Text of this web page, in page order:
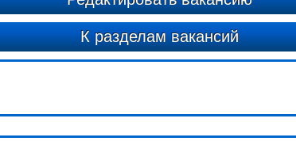
К разделам вакансий